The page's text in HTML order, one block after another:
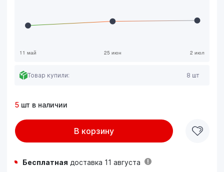
Товар купили: 8 шт
5 шт в наличии
В корзину
Бесплатная доставка 11 августа